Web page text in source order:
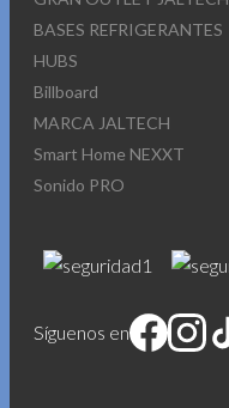
BASES REFRIGERANTES
HUBS
Billboard
MARCA JALTECH
Smart Home NEXXT
Sonido PRO
Síguenos en